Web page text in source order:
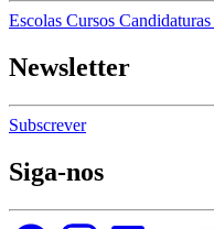
Escolas Cursos Candidaturas
Newsletter
Subscrever
Siga-nos